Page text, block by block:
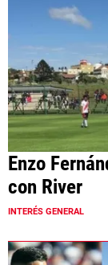
Enzo
con River
INTERÉS GENERAL